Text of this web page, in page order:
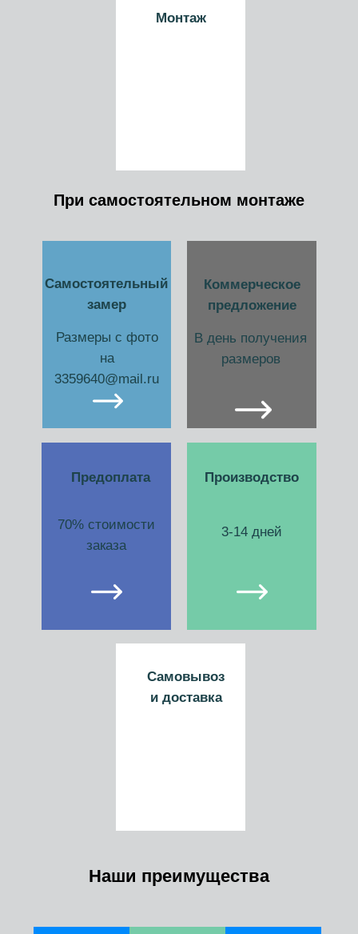
Монтаж
При самостоятельном монтаже
Самостоятельный
замер
Размеры с фото
на
3359640@mail.ru
Коммерческое
предложение
В день получения
размеров
Предоплата
70% стоимости
заказа
Производство
3-14 дней
Самовывоз
и доставка
Наши преимущества